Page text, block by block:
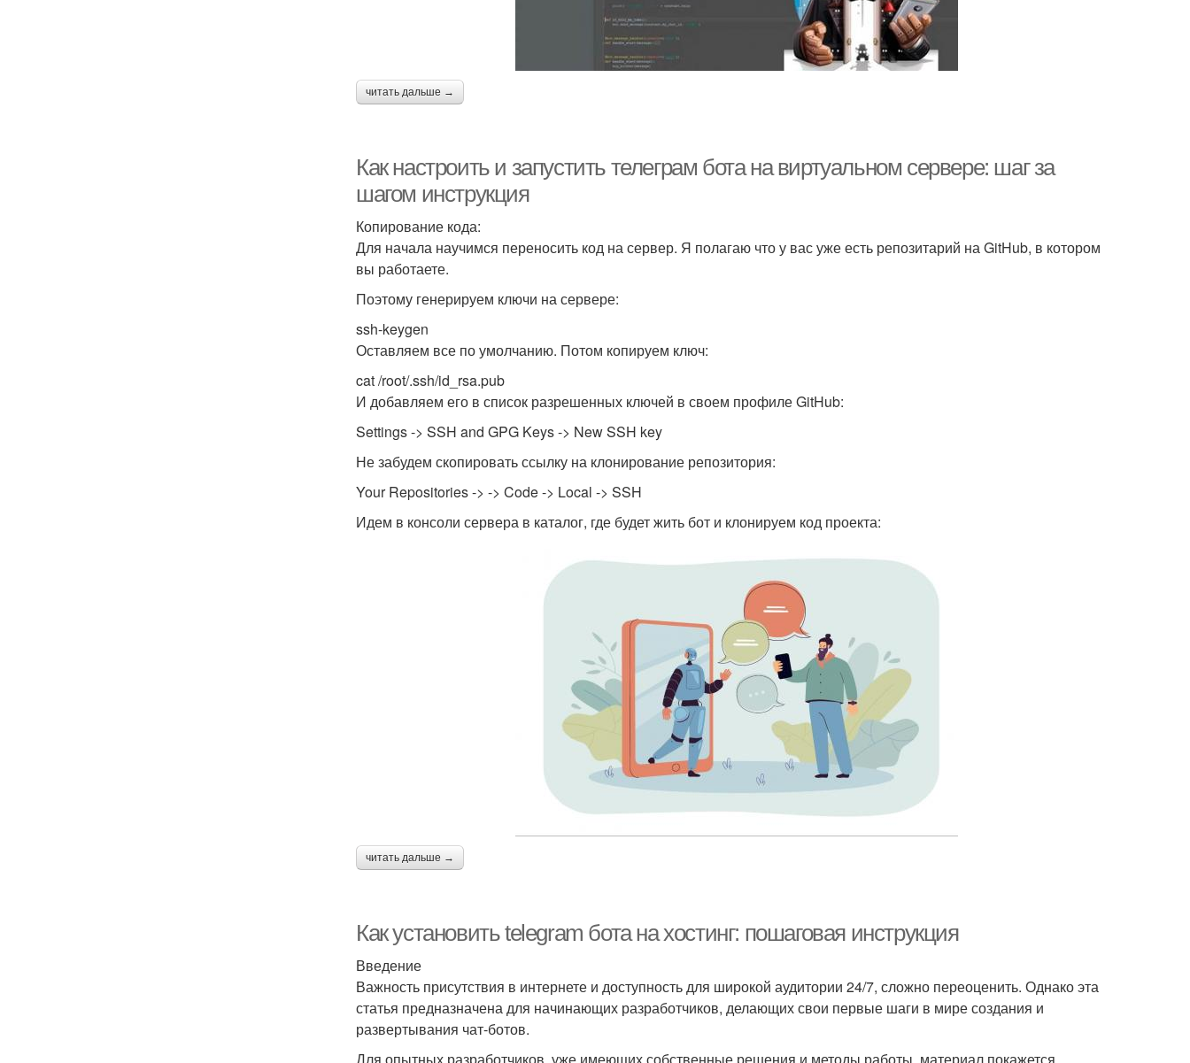
читать дальше →
Как настроить и запустить телеграм бота на виртуальном сервере: шаг за
шагом инструкция
Копирование кода:
Для начала научимся переносить код на сервер. Я полагаю что у вас уже есть репозитарий на GitHub, в котором
вы работаете.
Поэтому генерируем ключи на сервере:
ssh-keygen
Оставляем все по умолчанию. Потом копируем ключ:
cat /root/.ssh/id_rsa.pub
И добавляем его в список разрешенных ключей в своем профиле GitHub:
Settings -> SSH and GPG Keys -> New SSH key
Не забудем скопировать ссылку на клонирование репозитория:
Your Repositories -> -> Code -> Local -> SSH
Идем в консоли сервера в каталог, где будет жить бот и клонируем код проекта:
читать дальше →
Как установить telegram бота на хостинг: пошаговая инструкция
Введение
Важность присутствия в интернете и доступность для широкой аудитории 24/7, сложно переоценить. Однако эта
статья предназначена для начинающих разработчиков, делающих свои первые шаги в мире создания и
развертывания чат-ботов.
Для опытных разработчиков, уже имеющих собственные решения и методы работы, материал покажется